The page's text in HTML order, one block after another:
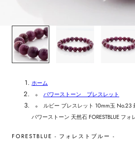
ホーム
パワーストーン ブレスレット
ルビー ブレスレット 10mm玉 No.23
パワーストーン 天然石 FORESTBLUE フォ
FORESTBLUE - フォレストブルー -